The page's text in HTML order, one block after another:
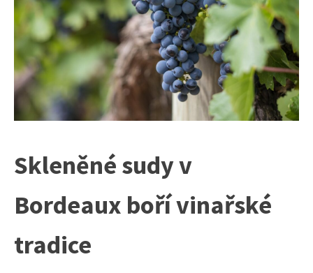
Skleněné sudy v
Bordeaux boří vinařské
tradice